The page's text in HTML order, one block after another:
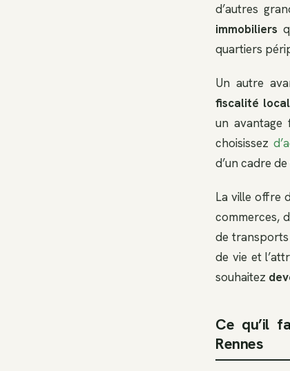
d’autres
immobiliers
quartiers
Un autre
fiscalité
un avantage
choisissez
d’un cadre
La ville offre
commerces,
de transports
de vie et
souhaitez
Ce qu’il
Rennes